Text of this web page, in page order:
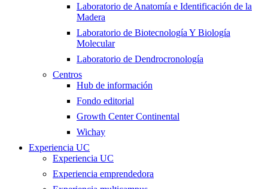
Laboratorio de Anatomía e Identificación de la
Madera
Laboratorio de Biotecnología Y Biología
Molecular
Laboratorio de Dendrocronología
Centros
Hub de información
Fondo editorial
Growth Center Continental
Wichay
Experiencia UC
Experiencia UC
Experiencia emprendedora